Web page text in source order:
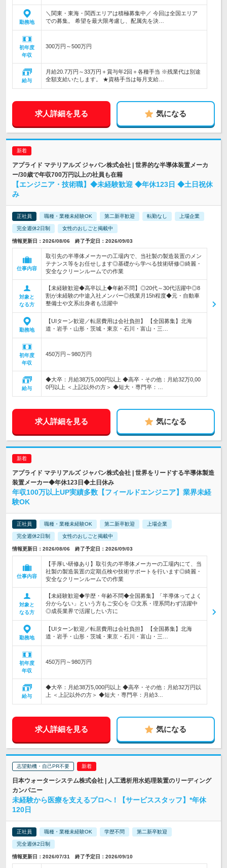
勤務地
＼関東・東海・関西エリアは積極募集中／ 今回は全国エリア
での募集。 希望を最大限考慮し、配属先を決…
初年度
年収
300万円～500万円
給与
月給20.7万円～33万円＋賞与年2回＋各種手当 ※残業代は別途
全額支給いたします。 ★資格手当は毎月支給…
求人詳細を見る 気になる
アプライド マテリアルズ ジャパン株式会社 | 世界的な半導体装置メーカ
ー/30歳で年収700万円以上の社員も在籍
【エンジニア・技術職】◆未経験歓迎 ◆年休123日 ◆土日祝休
み
正社員 職種・業種未経験OK 第二新卒歓迎 転勤なし 上場企業
完全週休2日制 女性のおしごと掲載中
情報更新日：2026/08/06 終了予定日：2026/09/03
仕事内容
取引先の半導体メーカーの工場内で、当社製の製造装置のメン
テナンス等をお任せします◎基礎から学べる技術研修◎綺麗・
安全なクリーンルームでの作業
対象と
なる方
【未経験歓迎◆高卒以上◆年齢不問】◎20代～30代活躍中◎8
割が未経験の中途入社メンバー◎残業月15h程度◆元・自動車
整備士や文系出身者も活躍中
勤務地
【UIターン歓迎／転居費用は会社負担】 【全国募集】北海
道・岩手・山形・茨城・東京・石川・富山・三…
初年度
年収
450万円～980万円
給与
◆大卒：月給38万5,000円以上 ◆高卒・その他：月給32万0,00
0円以上 ＜上記以外の方＞ ◆短大・専門卒：…
求人詳細を見る 気になる
アプライド マテリアルズ ジャパン株式会社 | 世界をリードする半導体製造
装置メーカー◆年休123日◆土日休み
年収100万以上UP実績多数【フィールドエンジニア】業界未経
験OK
正社員 職種・業種未経験OK 第二新卒歓迎 上場企業
完全週休2日制 女性のおしごと掲載中
情報更新日：2026/08/06 終了予定日：2026/09/03
仕事内容
【手厚い研修あり】取引先の半導体メーカーの工場内にて、当
社製の製造装置の定期点検や技術サポートを行います◎綺麗・
安全なクリーンルームでの作業
対象と
なる方
【未経験歓迎◆学歴・年齢不問◆全国募集】「半導体ってよく
分からない」という方もご安心を ◎文系・理系問わず活躍中
◎成長業界で活躍したい方に
勤務地
【UIターン歓迎／転居費用は会社負担】 【全国募集】北海
道・岩手・山形・茨城・東京・石川・富山・三…
初年度
年収
450万円～980万円
給与
◆大卒：月給38万5,000円以上 ◆高卒・その他：月給32万円以
上 ＜上記以外の方＞ ◆短大・専門卒：月給3…
求人詳細を見る 気になる
志望動機・自己PR不要
日本ウォーターシステム株式会社 | 人工透析用水処理装置のリーディング
カンパニー
未経験から医療を支えるプロへ！【サービススタッフ】*年休
120日
正社員 職種・業種未経験OK 学歴不問 第二新卒歓迎
完全週休2日制
情報更新日：2026/07/31 終了予定日：2026/09/10